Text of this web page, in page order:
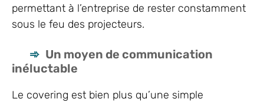
permettant à l’entreprise de rester constamment
sous le feu des projecteurs.
Un moyen de communication
inéluctable
Le covering est bien plus qu’une simple